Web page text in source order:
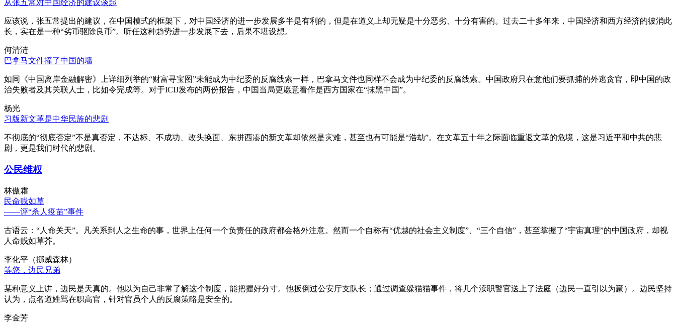
从张五常对中国经济的建议谈起
应该说，张五常提出的建议，在中国模式的框架下，对中国经济的进一步发展多半是有利的，但是在道义上却无疑是十分恶劣、十分有害的。过去二十多年来，中国经济和西方经济的彼消此
长，实在是一种“劣币驱除良币”。听任这种趋势进一步发展下去，后果不堪设想。
何清涟
巴拿马文件撞了中国的墙
如同《中国离岸金融解密》上详细列举的“财富寻宝图”未能成为中纪委的反腐线索一样，巴拿马文件也同样不会成为中纪委的反腐线索。中国政府只在意他们要抓捕的外逃贪官，即中国的政
治失败者及其关联人士，比如令完成等。对于ICIJ发布的两份报告，中国当局更愿意看作是西方国家在“抹黑中国”。
杨光
习版新文革是中华民族的悲剧
不彻底的“彻底否定”不是真否定，不达标、不成功、改头换面、东拼西凑的新文革却依然是灾难，甚至也有可能是“浩劫”。在文革五十年之际面临重返文革的危境，这是习近平和中共的悲
剧，更是我们时代的悲剧。
公民维权
林傲霜
民命贱如草
——评“杀人疫苗”事件
古语云：“人命关天”。凡关系到人之生命的事，世界上任何一个负责任的政府都会格外注意。然而一个自称有“优越的社会主义制度”、“三个自信”，甚至掌握了“宇宙真理”的中国政府，却视
人命贱如草芥。
李化平（挪威森林）
等您，边民兄弟
某种意义上讲，边民是天真的。他以为自己非常了解这个制度，能把握好分寸。他扳倒过公安厅支队长；通过调查躲猫猫事件，将几个渎职警官送上了法庭（边民一直引以为豪）。边民坚持
认为，点名道姓骂在职高官，针对官员个人的反腐策略是安全的。
李金芳